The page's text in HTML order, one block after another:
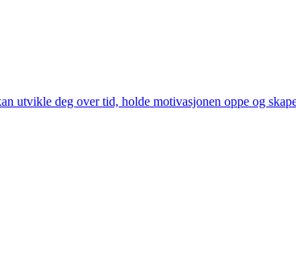
utvikle deg over tid, holde motivasjonen oppe og